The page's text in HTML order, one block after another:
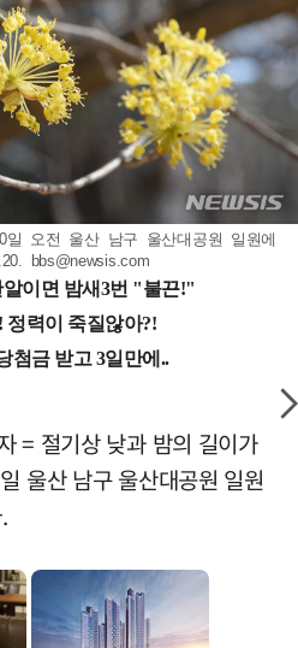
오전 울산 남구 울산대공원 일원에
bbs@newsis.com
= 절기상 낮과 밤의 길이가
울산 남구 울산대공원 일원